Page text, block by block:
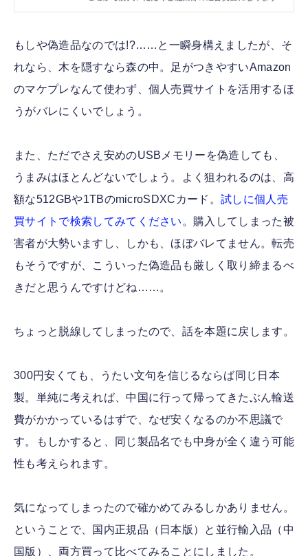
もしや偽造品なのでは!?……と一瞬身構えましたが、そ
れなら、木を隠すなら森の中。足がつきやすいAmazon
のマケプレなんて使わず、個人売買サイトを活用するほ
うがバレにくいでしょう。
また、ただでさえ安めのUSBメモリーを偽造しても、
うまみはほとんどないでしょう。よく狙われるのは、高
額な512GBや1TBのmicroSDXCカード。 試しに個人売
買サイトで検索してみてください 。購入してしまった被
害者が大勢いますし、しかも、ほぼバレてません。転売
もそうですが、こういった偽造品も厳しく取り締まるべ
きだと思うんですけどね……。
ちょっと脱線してしまったので、話を本題に戻します。
300円安くても、うたい文句を信じるならば同じ日本
製。単純に考えれば、中国に行って帰ってきたぶん輸送
費がかかっているはずで、なぜ安くなるのか不思議で
す。もしかすると、同じ製品名でも中身が全く違う可能
性も考えられます。
気になってしまったので確かめてみるしかありません。
ということで、国内正規品（日本版）と並行輸入品（中
国版）、両方買って比べてみることにしました。